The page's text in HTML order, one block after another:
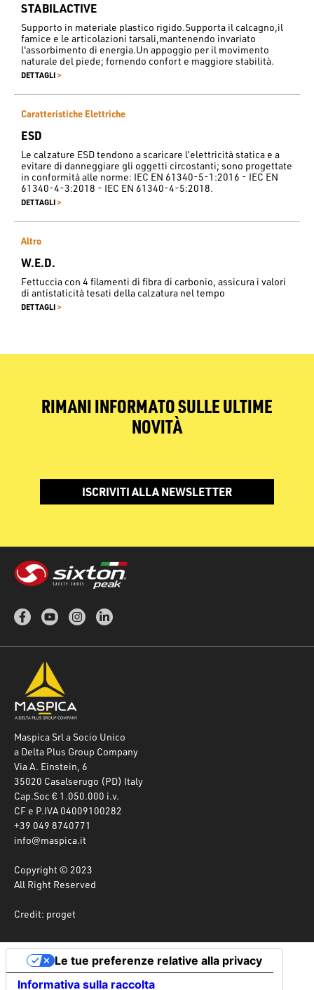
STABILACTIVE
Supporto in materiale plastico rigido.Supporta il calcagno,il
famice e le articolazioni tarsali,mantenendo invariato
l'assorbimento di energia.Un appoggio per il movimento
naturale del piede; fornendo confort e maggiore stabilità.
DETTAGLI >
Caratteristiche Elettriche
ESD
Le calzature ESD tendono a scaricare l’elettricità statica e a
evitare di danneggiare gli oggetti circostanti; sono progettate
in conformità alle norme: IEC EN 61340-5-1:2016 - IEC EN
61340-4-3:2018 - IEC EN 61340-4-5:2018.
DETTAGLI >
Altro
W.E.D.
Fettuccia con 4 filamenti di fibra di carbonio, assicura i valori
di antistaticità tesati della calzatura nel tempo
DETTAGLI >
RIMANI INFORMATO SULLE ULTIME
NOVITÀ
ISCRIVITI ALLA NEWSLETTER
Maspica Srl a Socio Unico
a Delta Plus Group Company
Via A. Einstein, 6
35020 Casalserugo (PD) Italy
Cap.Soc € 1.050.000 i.v.
CF e P.IVA 04009100282
+39 049 8740771
info@maspica.it
Copyright © 2023
All Right Reserved
Credit: proget
Informativa sulla raccolta
Le tue preferenze relative alla privacy